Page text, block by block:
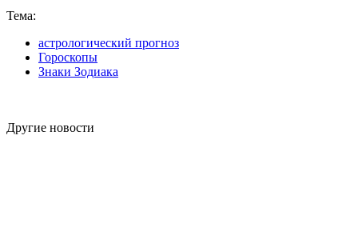
Тема:
астрологический прогноз
Гороскопы
Знаки Зодиака
Другие новости